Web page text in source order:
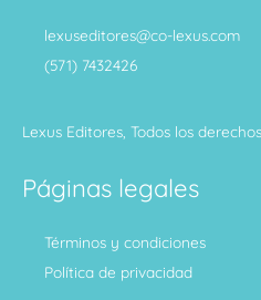
lexuseditores@co-lexus.com
(571) 7432426
Lexus Editores, Todos los
Páginas legales
Términos y condiciones
Política de privacidad